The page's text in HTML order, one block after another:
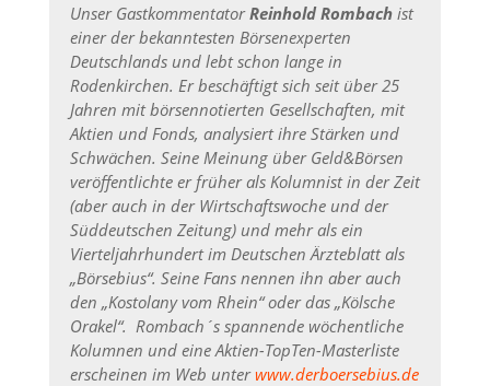
Unser GastkommentatorReinhold Rombachist
einer der bekanntesten Börsenexperten
Deutschlands und lebt schon lange in
Rodenkirchen. Er beschäftigt sich seit über 25
Jahren mit börsennotierten Gesellschaften, mit
Aktien und Fonds, analysiert ihre Stärken und
Schwächen. Seine Meinung über Geld&Börsen
veröffentlichte er früher als Kolumnist in der Zeit
(aber auch in der Wirtschaftswoche und der
Süddeutschen Zeitung) und mehr als ein
Vierteljahrhundert im Deutschen Ärzteblatt als
„Börsebius“. Seine Fans nennen ihn aber auch
den „Kostolany vom Rhein“ oder das „Kölsche
Orakel“. Rombach´s spannende wöchentliche
Kolumnen und eine Aktien-TopTen-Masterliste
erscheinen im Web unterwww.derboersebius.de